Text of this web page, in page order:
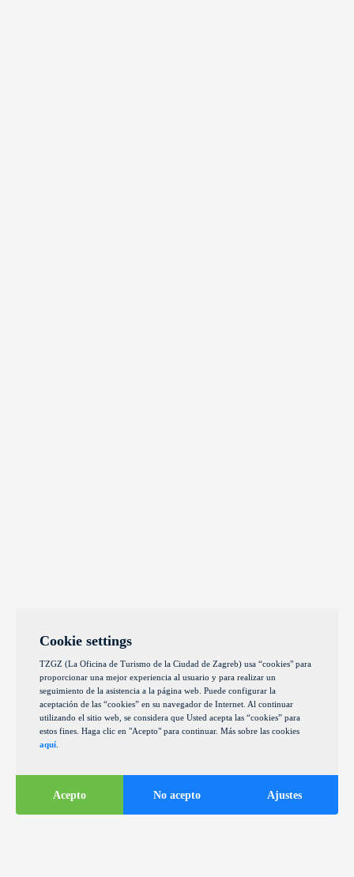
Cookie settings
TZGZ (La Oficina de Turismo de la Ciudad de Zagreb) usa “cookies" para
proporcionar una mejor experiencia al usuario y para realizar un
seguimiento de la asistencia a la página web. Puede configurar la
aceptación de las “cookies” en su navegador de Internet. Al continuar
utilizando el sitio web, se considera que Usted acepta las “cookies” para
estos fines. Haga clic en "Acepto" para continuar. Más sobre las cookies
aquí
Acepto No acepto Ajustes